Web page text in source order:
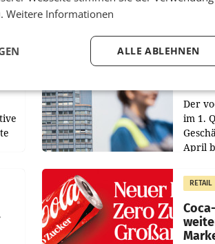
Der
im 1.
April
Der
zur
RETAIL
Weitere Informationen
ALLE ABLEHNEN